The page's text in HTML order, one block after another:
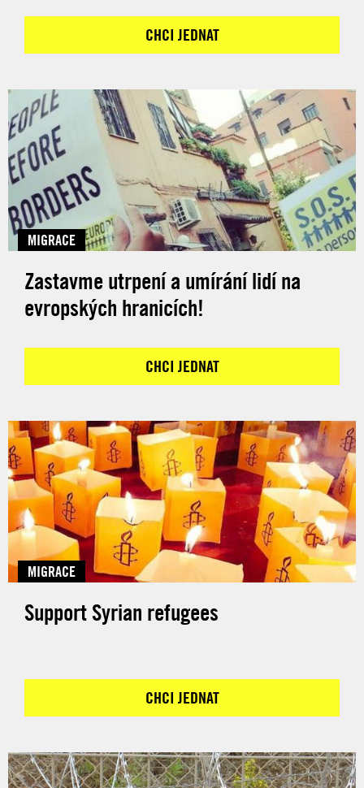
CHCI JEDNAT
MIGRACE
Zastavme utrpení a umírání lidí na
evropských hranicích!
CHCI JEDNAT
MIGRACE
Support Syrian refugees
CHCI JEDNAT